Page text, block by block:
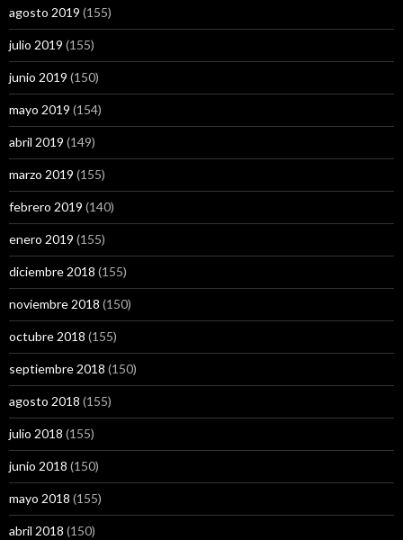
agosto 2019 (155)
julio 2019 (155)
junio 2019 (150)
mayo 2019 (154)
abril 2019 (149)
marzo 2019 (155)
febrero 2019 (140)
enero 2019 (155)
diciembre 2018 (155)
noviembre 2018 (150)
octubre 2018 (155)
septiembre 2018 (150)
agosto 2018 (155)
julio 2018 (155)
junio 2018 (150)
mayo 2018 (155)
abril 2018 (150)